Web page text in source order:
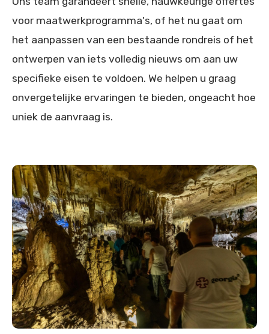
voor maatwerkprogramma's, of het nu gaat om
het aanpassen van een bestaande rondreis of het
ontwerpen van iets volledig nieuws om aan uw
specifieke eisen te voldoen. We helpen u graag
onvergetelijke ervaringen te bieden, ongeacht hoe
uniek de aanvraag is.